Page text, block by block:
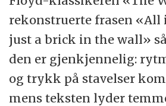
rekonstruerte frasen «All
just a brick in the wall»
den er gjenkjennelig:
og trykk på stavelser
mens teksten lyder